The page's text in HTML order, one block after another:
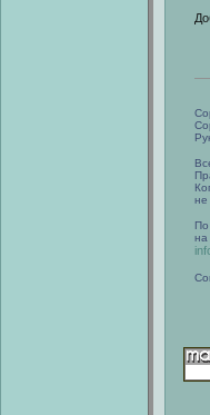
не
на